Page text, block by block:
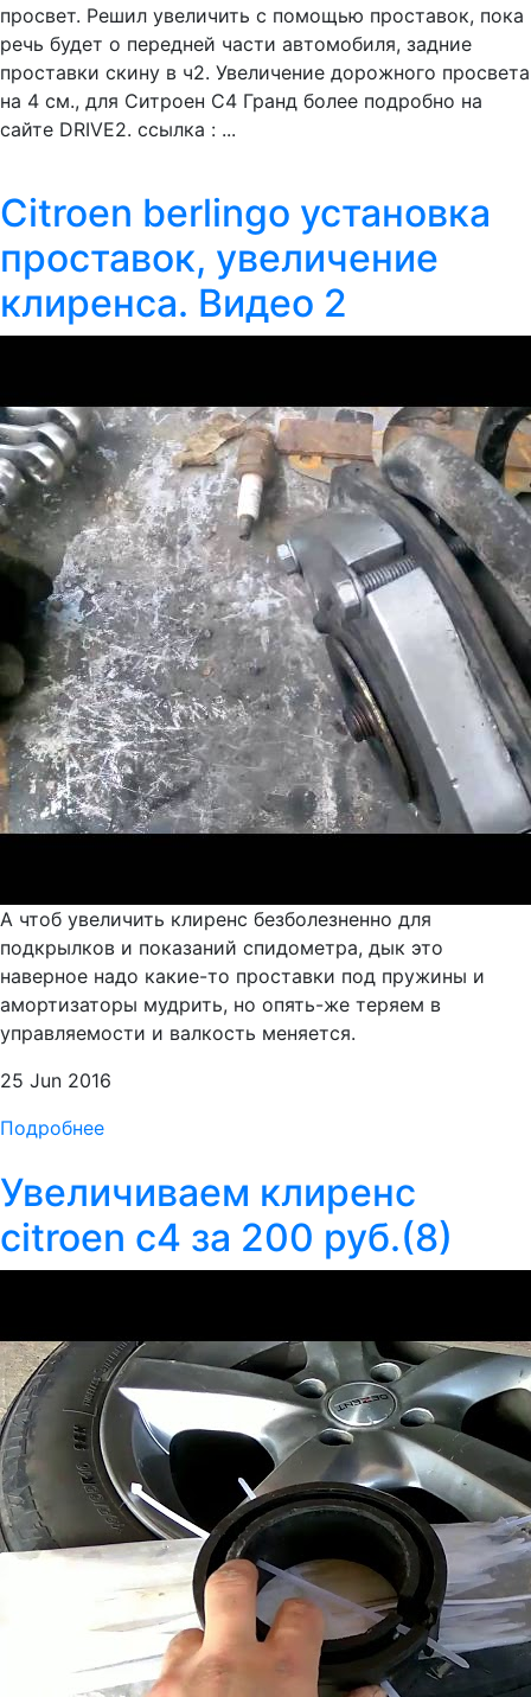
просвет. Решил увеличить с помощью проставок, пока
речь будет о передней части автомобиля, задние
проставки скину в ч2. Увеличение дорожного просвета
на 4 см., для Ситроен С4 Гранд более подробно на
сайте DRIVE2. ссылка : ...
Citroen berlingo установка
проставок, увеличение
клиренса. Видео 2
А чтоб увеличить клиренс безболезненно для
подкрылков и показаний спидометра, дык это
наверное надо какие-то проставки под пружины и
амортизаторы мудрить, но опять-же теряем в
управляемости и валкость меняется.
25 Jun 2016
Подробнее
Увеличиваем клиренс
citroen c4 за 200 руб.(8)